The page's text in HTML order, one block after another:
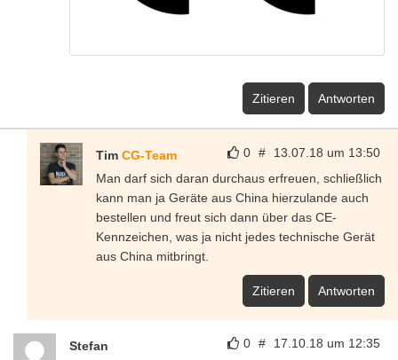
Zitieren Antworten
0 # 13.07.18 um 13:50
Tim CG-Team
Man darf sich daran durchaus erfreuen, schließlich
kann man ja Geräte aus China hierzulande auch
bestellen und freut sich dann über das CE-
Kennzeichen, was ja nicht jedes technische Gerät
aus China mitbringt.
Zitieren Antworten
0 # 17.10.18 um 12:35
Stefan